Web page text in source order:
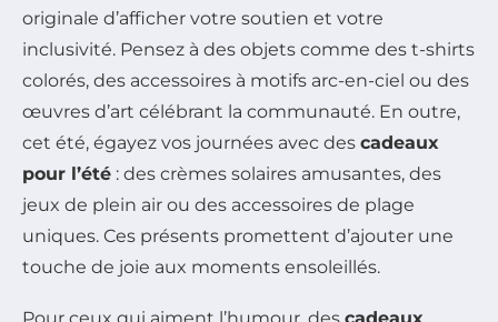
originale d’afficher votre soutien et votre
inclusivité. Pensez à des objets comme des t-shirts
colorés, des accessoires à motifs arc-en-ciel ou des
œuvres d’art célébrant la communauté. En outre,
cet été, égayez vos journées avec des cadeaux
pour l’été : des crèmes solaires amusantes, des
jeux de plein air ou des accessoires de plage
uniques. Ces présents promettent d’ajouter une
touche de joie aux moments ensoleillés.